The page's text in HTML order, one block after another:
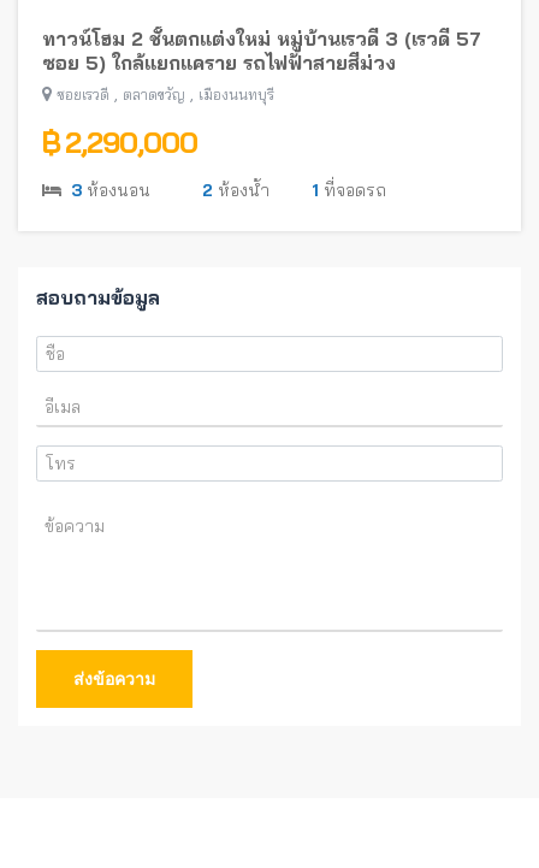
ทาวน์โฮม 2 ชั้นตกแต่งใหม่ หมู่บ้านเรวดี 3 (เรวดี 57
ซอย 5) ใกล้แยกแคราย รถไฟฟ้าสายสีม่วง
ซอยเรวดี ตลาดขวัญ เมืองนนทบุรี
฿ 2,290,000
3 ห้องนอน 2 ห้องน้ำ 1 ที่จอดรถ
สอบถามข้อมูล
ส่งข้อความ